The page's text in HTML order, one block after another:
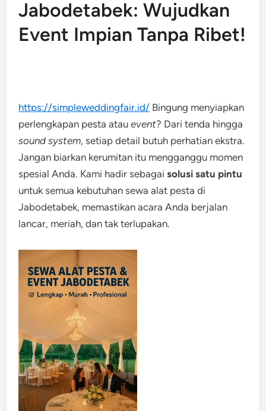
Jabodetabek: Wujudkan
Event Impian Tanpa Ribet!
https://simpleweddingfair.id/ Bingung menyiapkan
perlengkapan pesta atauevent? Dari tenda hingga
sound system, setiap detail butuh perhatian ekstra.
Jangan biarkan kerumitan itu mengganggu momen
spesial Anda. Kami hadir sebagaisolusi satu pintu
untuk semua kebutuhan sewa alat pesta di
Jabodetabek, memastikan acara Anda berjalan
lancar, meriah, dan tak terlupakan.